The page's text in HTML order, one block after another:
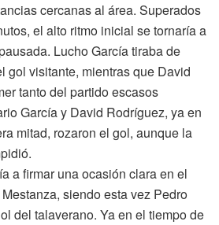
cercanas al área. Superados
el alto ritmo inicial se tornaría a
Lucho García tiraba de
gol visitante, mientras que David
tanto del partido escasos
García y David Rodríguez, ya en
mitad, rozaron el gol, aunque la
a firmar una ocasión clara en el
siendo esta vez Pedro
del talaverano. Ya en el tiempo de